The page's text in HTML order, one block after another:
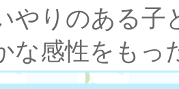
やりのある子
な感性をもっ